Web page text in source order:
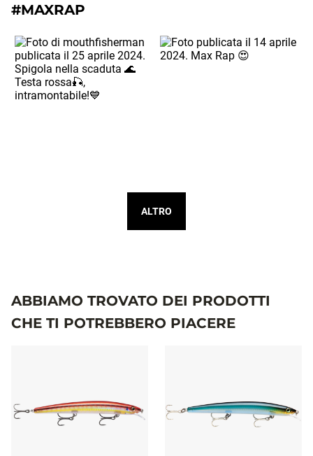
#MAXRAP
ALTRO
ABBIAMO TROVATO DEI PRODOTTI
CHE TI POTREBBERO PIACERE